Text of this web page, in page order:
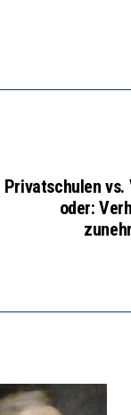
Privatschulen
oder: